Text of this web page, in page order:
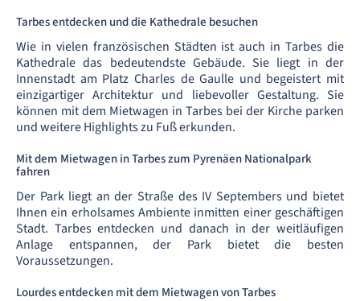
Tarbes entdecken und die Kathedrale besuchen
Wie in vielen französischen Städten ist auch in Tarbes die
Kathedrale das bedeutendste Gebäude. Sie liegt in der
Innenstadt am Platz Charles de Gaulle und begeistert mit
einzigartiger Architektur und liebevoller Gestaltung. Sie
können mit dem Mietwagen in Tarbes bei der Kirche parken
und weitere Highlights zu Fuß erkunden.
Mit dem Mietwagen in Tarbes zum Pyrenäen Nationalpark
fahren
Der Park liegt an der Straße des IV Septembers und bietet
Ihnen ein erholsames Ambiente inmitten einer geschäftigen
Stadt. Tarbes entdecken und danach in der weitläufigen
Anlage entspannen, der Park bietet die besten
Voraussetzungen.
Lourdes entdecken mit dem Mietwagen von Tarbes